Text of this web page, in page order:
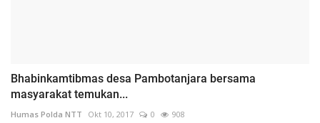
Bhabinkamtibmas desa Pambotanjara bersama
masyarakat temukan...
Humas Polda NTT Okt 10, 2017 0 908